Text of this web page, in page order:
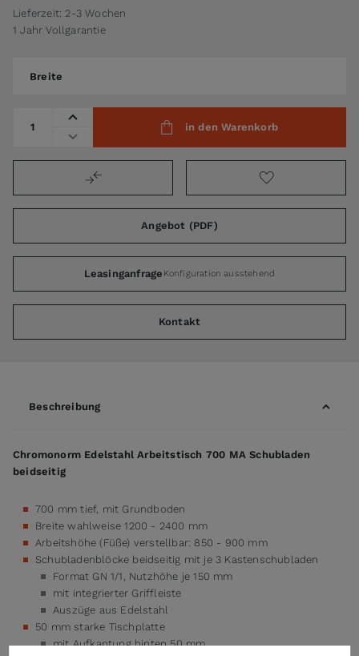
Lieferzeit: 2-3 Wochen
1 Jahr Vollgarantie
Breite
in den Warenkorb
Angebot (PDF)
Leasinganfrage Konfiguration ausstehend
Kontakt
Beschreibung
Chromonorm Edelstahl Arbeitstisch 700 MA Schubladen
beidseitig
700 mm tief, mit Grundboden
Breite wahlweise 1200 - 2400 mm
Arbeitshöhe (Füße) verstellbar: 850 - 900 mm
Schubladenblöcke beidseitig mit je 3 Kastenschubladen
Format GN 1/1, Nutzhöhe je 150 mm
mit integrierter Griffleiste
Auszüge aus Edelstahl
50 mm starke Tischplatte
mit Aufkantung hinten 50 mm